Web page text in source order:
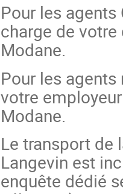
Pour les
charge de
Modane.
Pour les agents
votre
Modane.
Le transport de
Langevin est
enquête dédié